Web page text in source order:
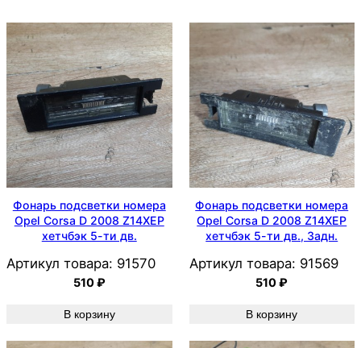
Фонарь подсветки номера
Opel Corsa D 2008 Z14XEP
хетчбэк 5-ти дв.
Артикул товара: 91570
510₽
В корзину
Фонарь подсветки номера
Opel Corsa D 2008 Z14XEP
хетчбэк 5-ти дв., Задн.
Артикул товара: 91569
510₽
В корзину